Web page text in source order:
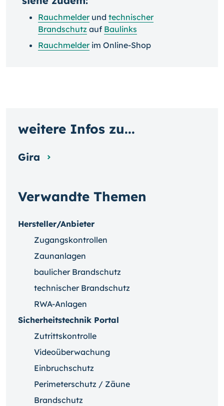
Rauchmelderund technischer
Brandschutz auf Baulinks
Rauchmelderim Online-Shop
Verwandte Themen
Hersteller/Anbieter
Zugangskontrollen
Zaunanlagen
baulicher Brandschutz
technischer Brandschutz
RWA-Anlagen
Sicherheitstechnik Portal
Zutrittskontrolle
Videoüberwachung
Einbruchschutz
Perimeterschutz / Zäune
Brandschutz
weitere Infos zu...
Gira